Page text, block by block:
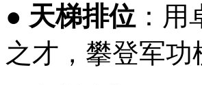
● 天梯排位 ：
之才，攀登军功